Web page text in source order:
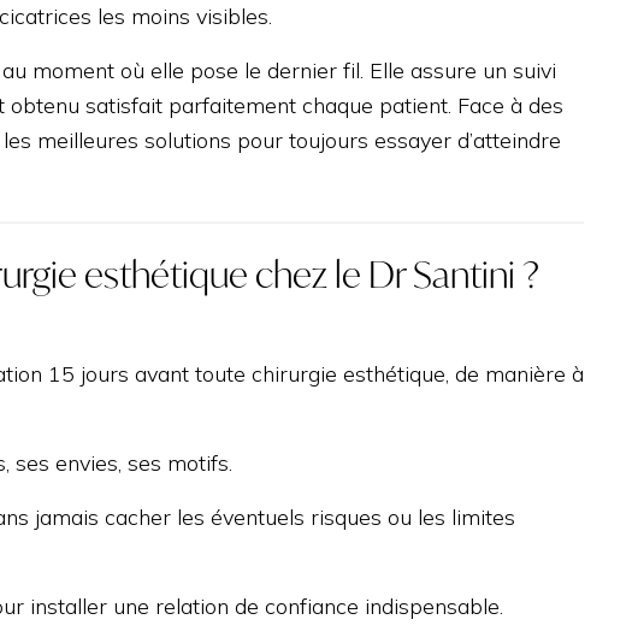
les moins visibles.
moment où elle pose le dernier fil. Elle assure un suivi
satisfait parfaitement chaque patient. Face à des
meilleures solutions pour toujours essayer d’atteindre
esthétique chez le Dr Santini ?
15 jours avant toute chirurgie esthétique, de manière à
ses envies, ses motifs.
jamais cacher les éventuels risques ou les limites
installer une relation de confiance indispensable.